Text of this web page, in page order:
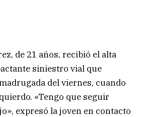
de 21 años, recibió el alta
siniestro vial que
del viernes, cuando
«Tengo que seguir
expresó la joven en contacto